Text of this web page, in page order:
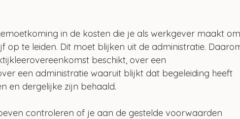
in de kosten die je als werkgever maakt
op te leiden. Dit moet blijken uit de administratie.
beschikt, over een
een administratie waaruit blijkt dat begeleiding heeft
en dergelijke zijn behaald.
controleren of je aan de gestelde voorwaarden